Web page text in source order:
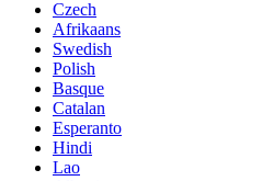
Czech
Afrikaans
Swedish
Polish
Basque
Catalan
Esperanto
Hindi
Lao